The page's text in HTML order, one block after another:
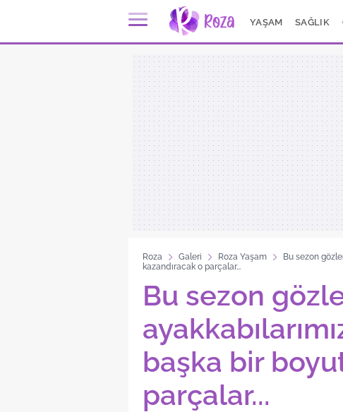
YAŞAM SAĞLIK
Roza Galeri Roza Yaşam
Bu sezon
kazandıracak o parçalar...
Bu sezon
başka bir
parçalar...